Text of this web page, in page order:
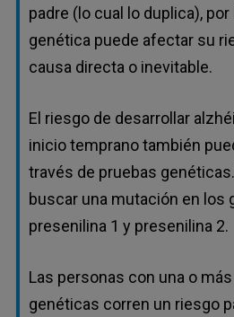
padre (lo cual lo duplica),
genética puede afectar su
causa directa o inevitable.
El riesgo de desarrollar
inicio temprano también
través de pruebas genéticas.
buscar una mutación en los
presenilina 1 y presenilina 2.
Las personas con una o
genéticas corren un riesgo